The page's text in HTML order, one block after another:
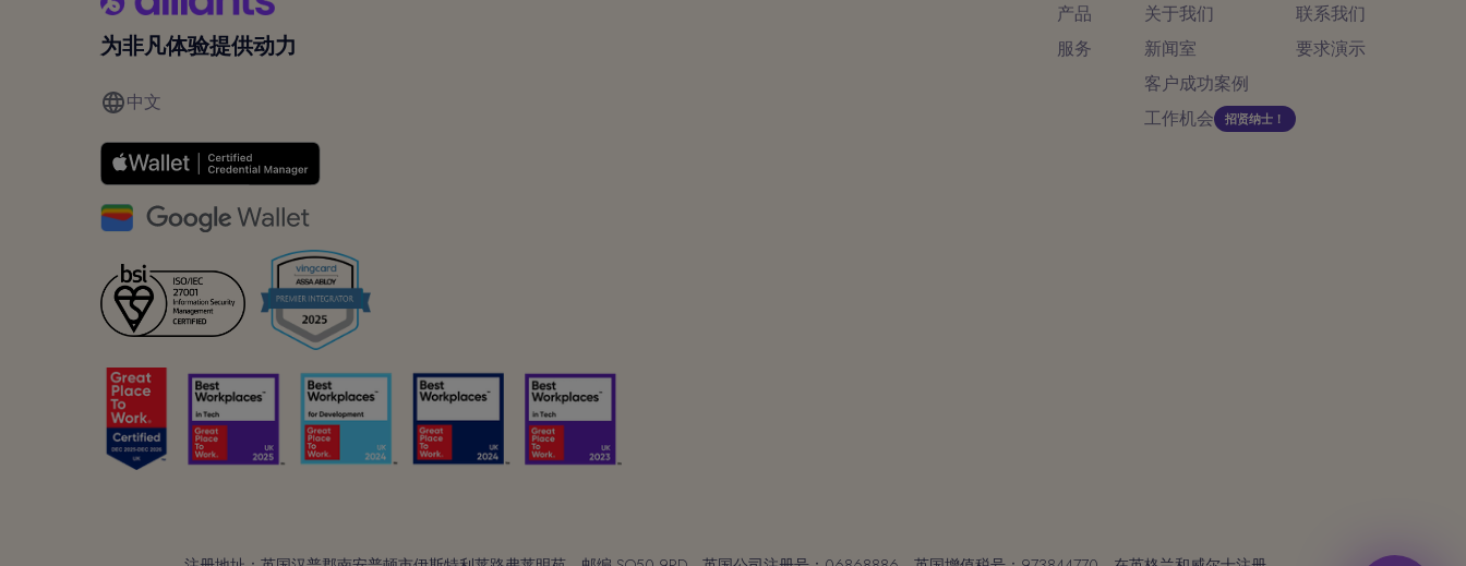
为非凡体验提供动力
中文
产品
服务
关于我们
新闻室
客户成功案例
工作机会
招贤纳士！
联系我们
要求演示